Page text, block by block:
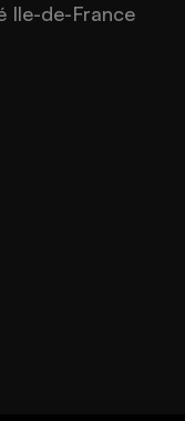
Ile-de-France